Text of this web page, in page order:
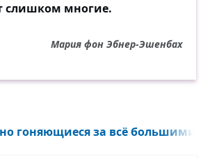
слишком многие.
Мария фон Эбнер-Эшенбах
гоняющиеся за всё большими